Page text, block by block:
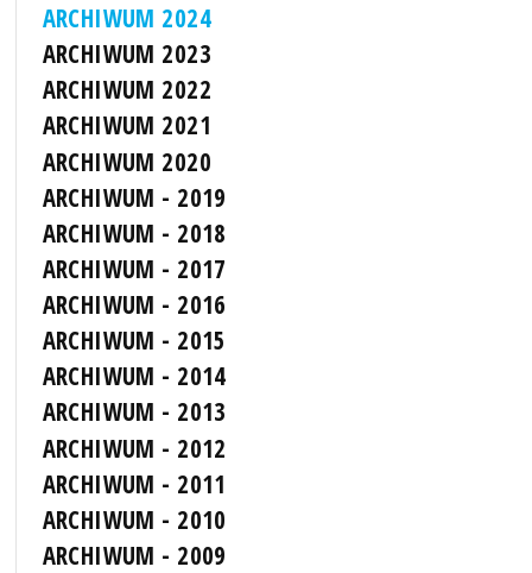
ARCHIWUM 2024
ARCHIWUM 2023
ARCHIWUM 2022
ARCHIWUM 2021
ARCHIWUM 2020
ARCHIWUM - 2019
ARCHIWUM - 2018
ARCHIWUM - 2017
ARCHIWUM - 2016
ARCHIWUM - 2015
ARCHIWUM - 2014
ARCHIWUM - 2013
ARCHIWUM - 2012
ARCHIWUM - 2011
ARCHIWUM - 2010
ARCHIWUM - 2009